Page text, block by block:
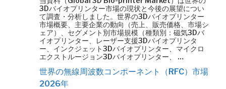
3Dバイオプリンター市場の現状と今後の展望につい
て調査・分析しました。世界の3Dバイオプリンター
市場概要、主要企業の動向（売上、販売価格、市場シ
ェア）、セグメント別市場規模（種類別：磁気3Dバ
イオプリンター、レーザー支援3Dバイオプリンタ
ー、インクジェット3Dバイオプリンター、マイクロ
エクストルージョン3Dバイオプリンター、 …
世界の無線周波数コンポーネント（RFC）市場
2026年